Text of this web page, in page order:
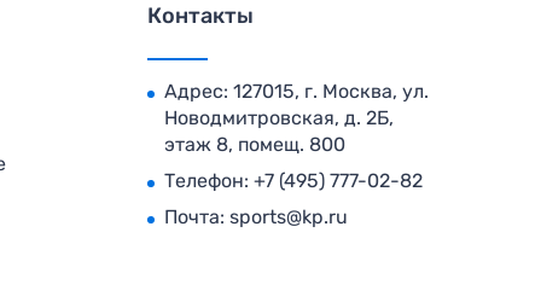
Контакты
Адрес: 127015, г. Москва, ул.
Новодмитровская, д. 2Б,
этаж 8, помещ. 800
Телефон: +7 (495) 777-02-82
Почта: sports@kp.ru